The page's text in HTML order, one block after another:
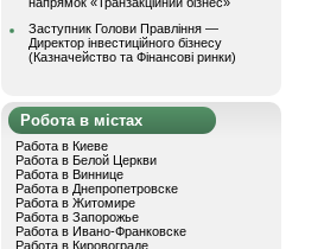
Заступник Голови Правління —
Директор інвестиційного бізнесу
(Казначейство та Фінансові ринки)
Робота в містах
Работа в Киеве
Работа в Белой Церкви
Работа в Виннице
Работа в Днепропетровске
Работа в Житомире
Работа в Запорожье
Работа в Ивано-Франковске
Работа в Кировограде